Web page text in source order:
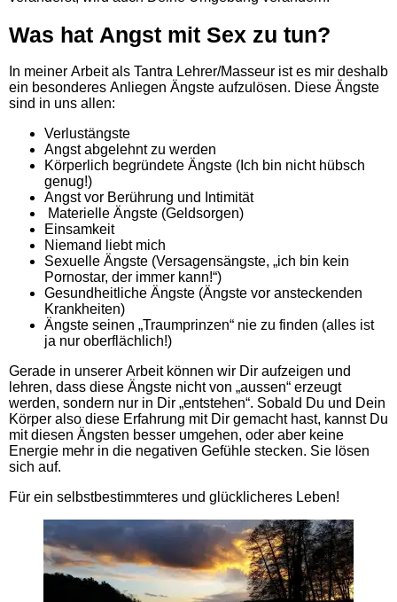
Was hat Angst mit Sex zu tun?
In meiner Arbeit als Tantra Lehrer/Masseur ist es mir deshalb
ein besonderes Anliegen Ängste aufzulösen. Diese Ängste
sind in uns allen:
Verlustängste
Angst abgelehnt zu werden
Körperlich begründete Ängste (Ich bin nicht hübsch
genug!)
Angst vor Berührung und Intimität
Materielle Ängste (Geldsorgen)
Einsamkeit
Niemand liebt mich
Sexuelle Ängste (Versagensängste, „ich bin kein
Pornostar, der immer kann!“)
Gesundheitliche Ängste (Ängste vor ansteckenden
Krankheiten)
Ängste seinen „Traumprinzen“ nie zu finden (alles ist
ja nur oberflächlich!)
Gerade in unserer Arbeit können wir Dir aufzeigen und
lehren, dass diese Ängste nicht von „aussen“ erzeugt
werden, sondern nur in Dir „entstehen“. Sobald Du und Dein
Körper also diese Erfahrung mit Dir gemacht hast, kannst Du
mit diesen Ängsten besser umgehen, oder aber keine
Energie mehr in die negativen Gefühle stecken. Sie lösen
sich auf.
Für ein selbstbestimmteres und glücklicheres Leben!